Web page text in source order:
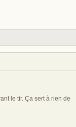
le tir. Ça sert à rien de